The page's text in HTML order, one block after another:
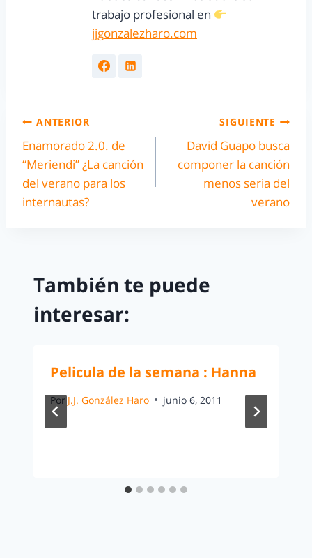
trabajo profesional en
jjgonzalezharo.com
ANTERIOR
Enamorado 2.0. de
“Meriendi” ¿La canción
del verano para los
internautas?
SIGUIENTE
David Guapo busca
componer la canción
menos seria del
verano
También te puede
interesar:
Pelicula de la semana : Hanna
Por J.J. González Haro junio 6, 2011